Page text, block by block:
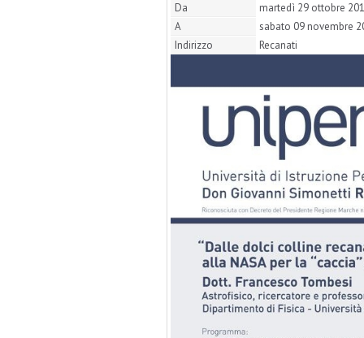
Da
martedì 29 ottobre
A
sabato 09 novembre
Indirizzo
Recanati